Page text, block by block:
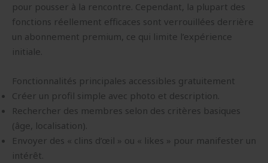
pour pousser à la rencontre. Cependant, la plupart des
fonctions réellement efficaces sont verrouillées derrière
un abonnement premium, ce qui limite l’expérience
initiale.
Fonctionnalités principales accessibles gratuitement
Créer un profil simple avec photo et description.
Rechercher des membres selon des critères basiques
(âge, localisation).
Envoyer des « clins d’œil » ou « likes » pour manifester un
intérêt.